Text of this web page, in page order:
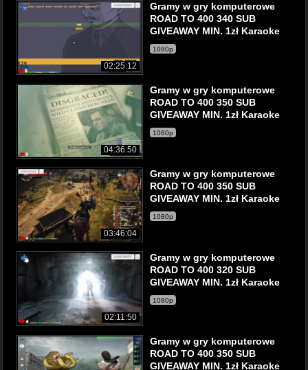
02:25:12
Gramy w gry komputerowe
ROAD TO 400 340 SUB
GIVEAWAY MIN. 1zł Karaoke
1080p
04:36:50
Gramy w gry komputerowe
ROAD TO 400 350 SUB
GIVEAWAY MIN. 1zł Karaoke
1080p
03:46:04
Gramy w gry komputerowe
ROAD TO 400 350 SUB
GIVEAWAY MIN. 1zł Karaoke
1080p
02:11:50
Gramy w gry komputerowe
ROAD TO 400 320 SUB
GIVEAWAY MIN. 1zł Karaoke
1080p
Gramy w gry komputerowe
ROAD TO 400 350 SUB
GIVEAWAY MIN. 1zł Karaoke